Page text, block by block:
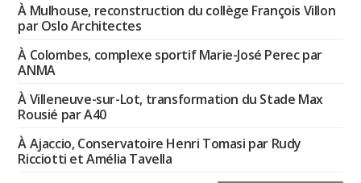
À Mulhouse, reconstruction du collège François Villon
par Oslo Architectes
À Colombes, complexe sportif Marie-José Perec par
ANMA
À Villeneuve-sur-Lot, transformation du Stade Max
Rousié par A40
À Ajaccio, Conservatoire Henri Tomasi par Rudy
Ricciotti et Amélia Tavella